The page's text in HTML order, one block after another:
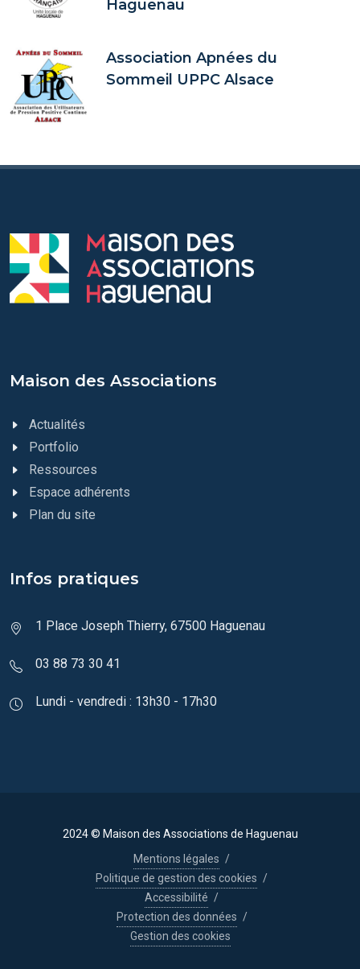
Haguenau
Association Apnées du
Sommeil UPPC Alsace
Maison des Associations
Actualités
Portfolio
Ressources
Espace adhérents
Plan du site
Infos pratiques
1 Place Joseph Thierry, 67500 Haguenau
03 88 73 30 41
Lundi - vendredi : 13h30 - 17h30
2024 © Maison des Associations de Haguenau
Mentions légales /
Politique de gestion des cookies /
Accessibilité /
Protection des données /
Gestion des cookies